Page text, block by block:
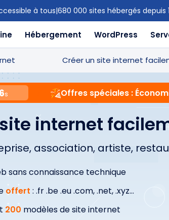
à tous|680 000 sites hébergés depuis
Hébergement WordPress
Créer un site internet
s Offres spéciales :
internet
association, artiste,
sans connaissance technique
offert : .fr .be .eu .com, .net, .xyz…
200 modèles de site internet